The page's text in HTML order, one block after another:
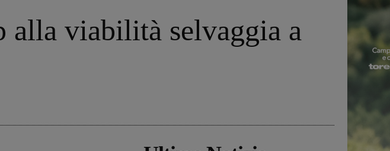
alla viabilità selvaggia a